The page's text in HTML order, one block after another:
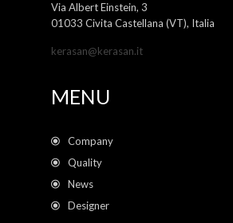
Via Albert Einstein, 3
01033 Civita Castellana (VT), Italia
kerasan@kerasan.it
MENU
Company
Quality
News
Designer